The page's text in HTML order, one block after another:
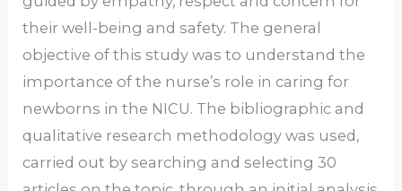
their well-being and safety. The general
objective of this study was to understand the
importance of the nurse’s role in caring for
newborns in the NICU. The bibliographic and
qualitative research methodology was used,
carried out by searching and selecting 30